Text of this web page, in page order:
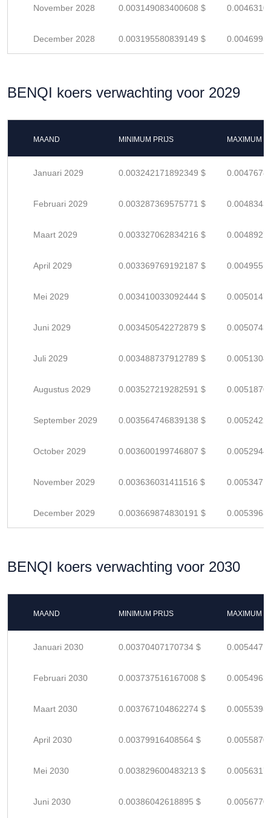
November 2028 0.003149083400608 $
December 2028 0.003195580839149 $
BENQI koers verwachting voor 2029
MAAND MINIMUM PRIJS MAXIMUM
Januari 2029 0.003242171892349 $
Februari 2029 0.003287369575771 $
Maart 2029 0.003327062834216 $
April 2029 0.003369769192187 $
Mei 2029 0.003410033092444 $
Juni 2029 0.003450542272879 $
Juli 2029 0.003488737912789 $
Augustus 2029 0.003527219282591 $
September 2029 0.003564746839138 $
October 2029 0.003600199746807 $
November 2029 0.003636031411516 $
December 2029 0.003669874830191 $
BENQI koers verwachting voor 2030
MAAND MINIMUM PRIJS MAXIMUM
Januari 2030 0.00370407170734 $
Februari 2030 0.003737516167008 $
Maart 2030 0.003767104862274 $
April 2030 0.00379916408564 $
Mei 2030 0.003829600483213 $
Juni 2030 0.00386042618895 $